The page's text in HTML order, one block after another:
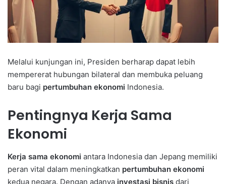
Melalui kunjungan ini, Presiden berharap dapat lebih
mempererat hubungan bilateral dan membuka peluang
baru bagi pertumbuhan ekonomi Indonesia.
Pentingnya Kerja Sama
Ekonomi
Kerja sama ekonomi antara Indonesia dan Jepang memiliki
peran vital dalam meningkatkan pertumbuhan ekonomi
kedua negara. Dengan adanya investasi bisnis dari